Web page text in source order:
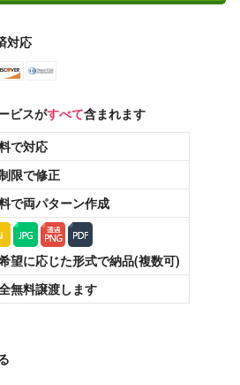
対応
ビスがすべて含まれます
で対応
限で修正
で両パターン作成
望に応じた形式で納品(複数可)
無料譲渡します